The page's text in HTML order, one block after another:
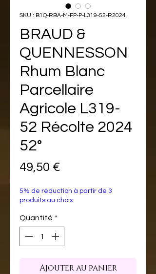
SKU : B1Q-RBA-M-FP-P-L319-52-R2024
BRAUD &
QUENNESSON
Rhum Blanc
Parcellaire
Agricole L319-
52 Récolte 2024
52°
49,50 €
5% de réduction à partir de 3
produits au choix
Quantité *
Ajouter au panier